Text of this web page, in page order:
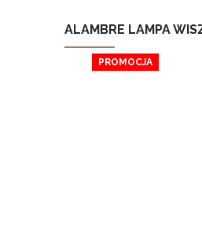
ALAMBRE LAMPA
PROMOCJA